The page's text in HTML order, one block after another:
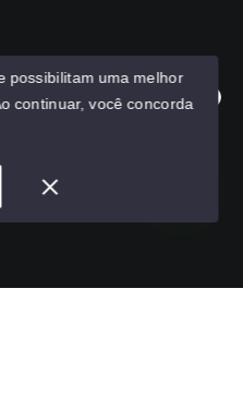
como podemos ajudar?
- Todos os direitos
possibilitam uma melhor
continuar, você concorda